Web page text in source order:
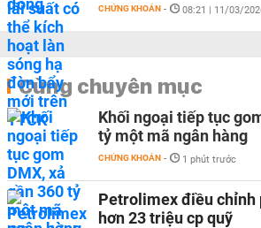
CHỨNG KHOÁN - 08:21 | 11/03/
Cùng chuyên mục
Khối ngoại tiếp tục
tỷ một mã ngân hàng
CHỨNG KHOÁN - 1 phút trước
Petrolimex điều chỉnh
hơn 23 triệu cp quỹ